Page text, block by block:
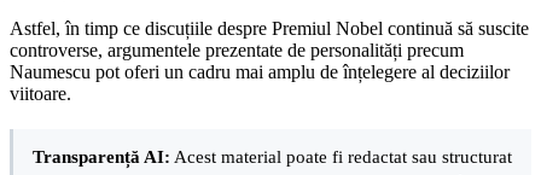
Astfel, în timp ce discuțiile despre Premiul Nobel continuă să suscite
controverse, argumentele prezentate de personalități precum
Naumescu pot oferi un cadru mai amplu de înțelegere al deciziilor
viitoare.
Transparență AI: Acest material poate fi redactat sau structurat